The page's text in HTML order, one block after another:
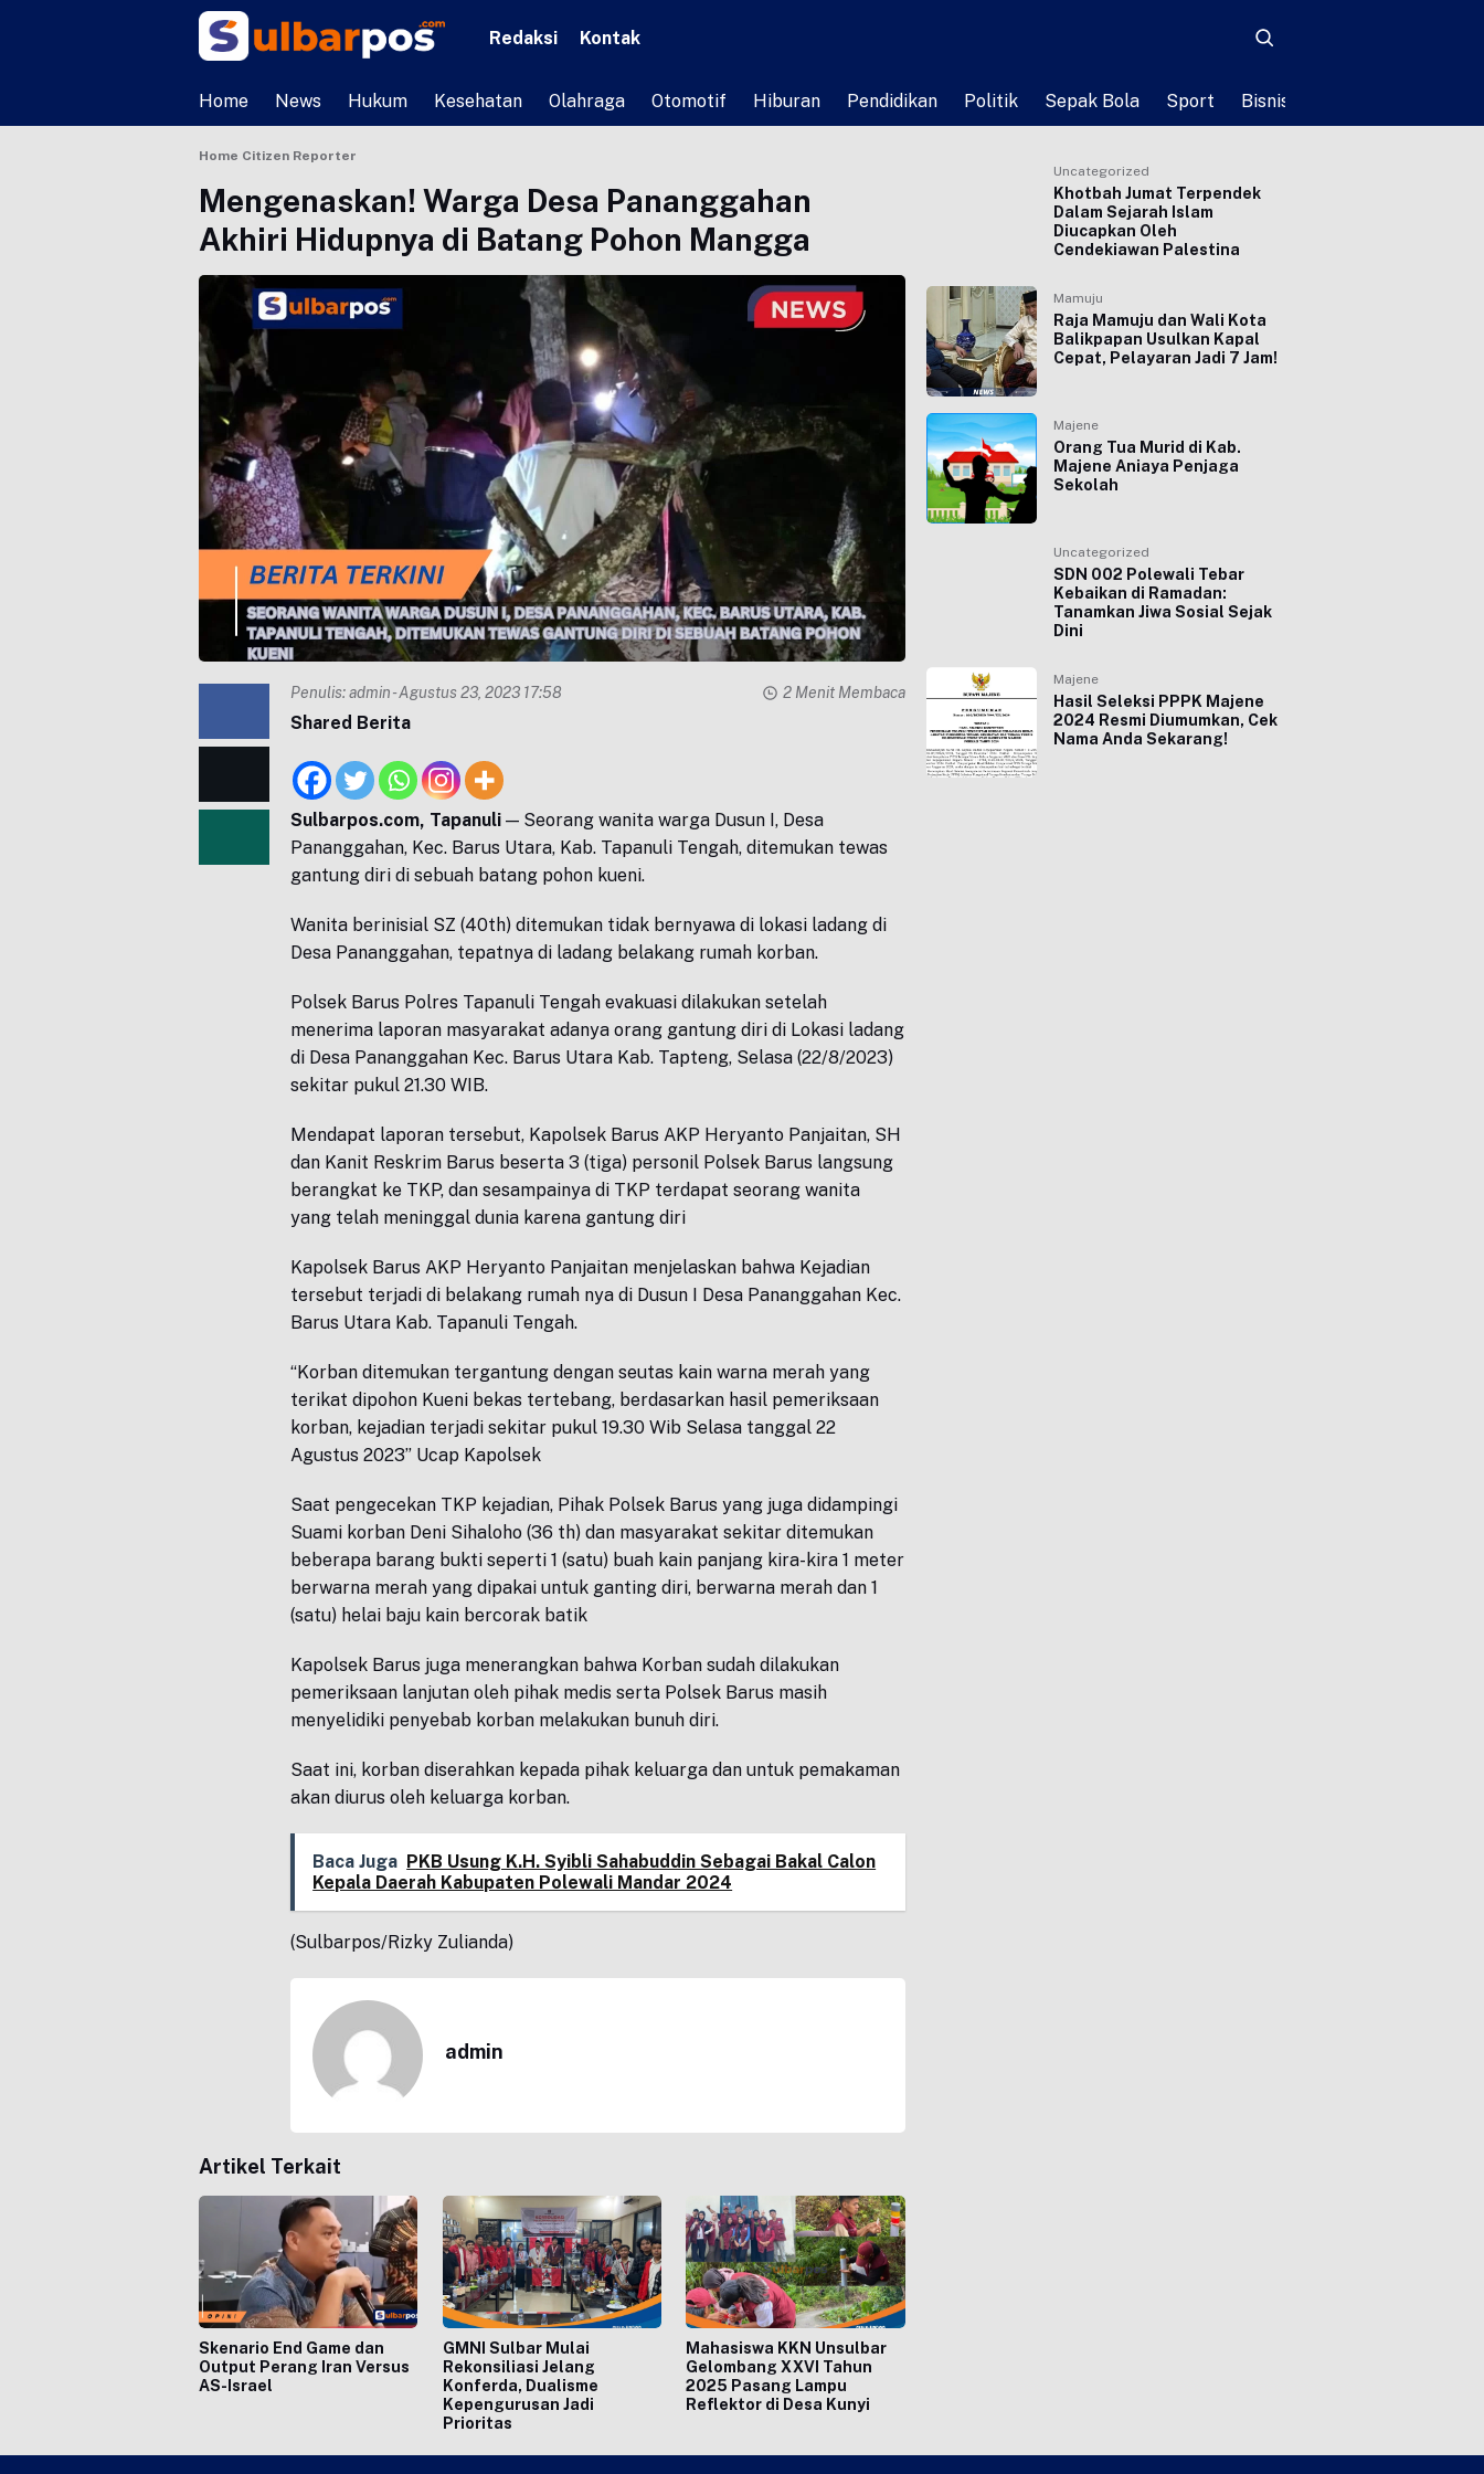
Redaksi Kontak
Home News Hukum Kesehatan Olahraga Otomotif Hiburan Pendidikan Politik Sepak Bola Sport Bisnis
Home Citizen Reporter
Mengenaskan! Warga Desa Pananggahan
Akhiri Hidupnya di Batang Pohon Mangga
Penulis:admin- Agustus 23, 2023 17:58 2 Menit Membaca
Shared Berita
Sulbarpos.com, Tapanuli — Seorang wanita warga Dusun I, Desa
Pananggahan, Kec. Barus Utara, Kab. Tapanuli Tengah, ditemukan tewas
gantung diri di sebuah batang pohon kueni.
Wanita berinisial SZ (40th) ditemukan tidak bernyawa di lokasi ladang di
Desa Pananggahan, tepatnya di ladang belakang rumah korban.
Polsek Barus Polres Tapanuli Tengah evakuasi dilakukan setelah
menerima laporan masyarakat adanya orang gantung diri di Lokasi ladang
di Desa Pananggahan Kec. Barus Utara Kab. Tapteng, Selasa (22/8/2023)
sekitar pukul 21.30 WIB.
Mendapat laporan tersebut, Kapolsek Barus AKP Heryanto Panjaitan, SH
dan Kanit Reskrim Barus beserta 3 (tiga) personil Polsek Barus langsung
berangkat ke TKP, dan sesampainya di TKP terdapat seorang wanita
yang telah meninggal dunia karena gantung diri
Kapolsek Barus AKP Heryanto Panjaitan menjelaskan bahwa Kejadian
tersebut terjadi di belakang rumah nya di Dusun I Desa Pananggahan Kec.
Barus Utara Kab. Tapanuli Tengah.
“Korban ditemukan tergantung dengan seutas kain warna merah yang
terikat dipohon Kueni bekas tertebang, berdasarkan hasil pemeriksaan
korban, kejadian terjadi sekitar pukul 19.30 Wib Selasa tanggal 22
Agustus 2023” Ucap Kapolsek
Saat pengecekan TKP kejadian, Pihak Polsek Barus yang juga didampingi
Suami korban Deni Sihaloho (36 th) dan masyarakat sekitar ditemukan
beberapa barang bukti seperti 1 (satu) buah kain panjang kira-kira 1 meter
berwarna merah yang dipakai untuk ganting diri, berwarna merah dan 1
(satu) helai baju kain bercorak batik
Kapolsek Barus juga menerangkan bahwa Korban sudah dilakukan
pemeriksaan lanjutan oleh pihak medis serta Polsek Barus masih
menyelidiki penyebab korban melakukan bunuh diri.
Saat ini, korban diserahkan kepada pihak keluarga dan untuk pemakaman
akan diurus oleh keluarga korban.
Baca Juga PKB Usung K.H. Syibli Sahabuddin Sebagai Bakal Calon
Kepala Daerah Kabupaten Polewali Mandar 2024
(Sulbarpos/Rizky Zulianda)
admin
Artikel Terkait
Skenario End Game dan
Output Perang Iran Versus
AS-Israel
GMNI Sulbar Mulai
Rekonsiliasi Jelang
Konferda, Dualisme
Kepengurusan Jadi
Prioritas
Mahasiswa KKN Unsulbar
Gelombang XXVI Tahun
2025 Pasang Lampu
Reflektor di Desa Kunyi
Uncategorized
Khotbah Jumat Terpendek
Dalam Sejarah Islam
Diucapkan Oleh
Cendekiawan Palestina
Mamuju
Raja Mamuju dan Wali Kota
Balikpapan Usulkan Kapal
Cepat, Pelayaran Jadi 7 Jam!
Majene
Orang Tua Murid di Kab.
Majene Aniaya Penjaga
Sekolah
Uncategorized
SDN 002 Polewali Tebar
Kebaikan di Ramadan:
Tanamkan Jiwa Sosial Sejak
Dini
Majene
Hasil Seleksi PPPK Majene
2024 Resmi Diumumkan, Cek
Nama Anda Sekarang!